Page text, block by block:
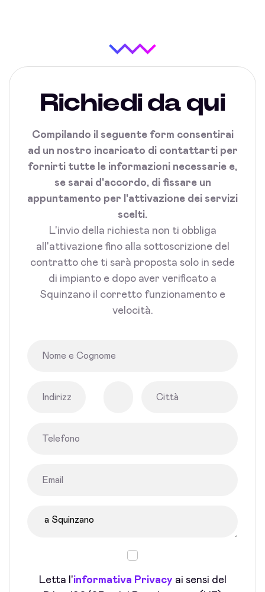
Richiedi da qui
Compilando il seguente form consentirai
ad un nostro incaricato di contattarti per
fornirti tutte le informazioni necessarie e,
se sarai d'accordo, di fissare un
appuntamento per l'attivazione dei servizi
scelti.
L'invio della richiesta non ti obbliga
all'attivazione fino alla sottoscrizione del
contratto che ti sarà proposta solo in sede
di impianto e dopo aver verificato a
Squinzano il corretto funzionamento e
velocità.
Letta l'informativa Privacyai sensi del